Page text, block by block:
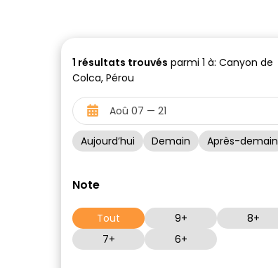
1 résultats trouvés parmi 1 à: Canyon de
Colca, Pérou
Aujourd’hui Demain Après-demain
Note
Tout 9+
8+
7+
6+